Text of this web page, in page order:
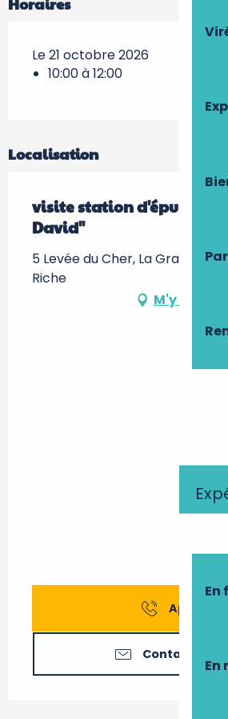
En
En
Le 21 octobre 2026
10:00 à 12:00
Localisation
visite station d'épuration
David"
5 Levée du Cher, La Grange
Riche
M'y rendre
Appeler
Contactez-